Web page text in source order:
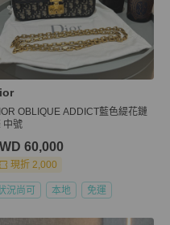
OBLIQUE ADDICT藍色緹花鏈
中號
60,000
現折 2,000
況尚可 本地 免運